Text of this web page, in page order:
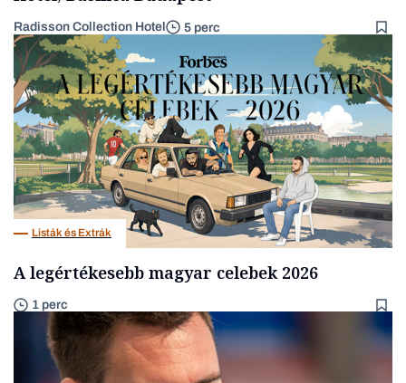
Radisson Collection Hotel 5 perc
Listák és Extrák
A legértékesebb magyar celebek 2026
1 perc